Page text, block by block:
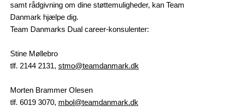
samt rådgivning om dine støttemuligheder, kan Team
Danmark hjælpe dig.
Team Danmarks Dual career-konsulenter:
Stine Møllebro
tlf. 2144 2131, stmo@teamdanmark.dk
Morten Brammer Olesen
tlf. 6019 3070, mbol@teamdanmark.dk